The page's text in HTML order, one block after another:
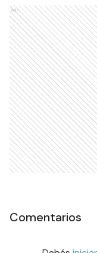
Ads
Comentarios